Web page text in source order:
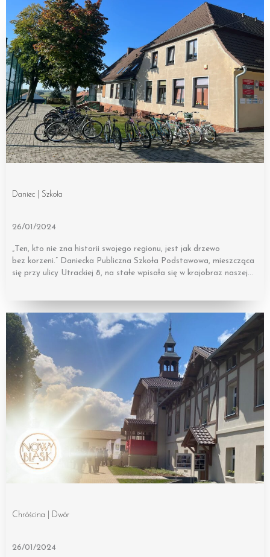
Daniec | Szkoła
26/01/2024
„Ten, kto nie zna historii swojego regionu, jest jak drzewo
bez korzeni.” Daniecka Publiczna Szkoła Podstawowa, mieszcząca
się przy ulicy Utrackiej 8, na stałe wpisała się w krajobraz naszej…
Chróścina | Dwór
26/01/2024